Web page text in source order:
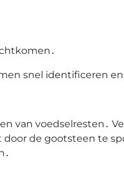
snel identificeren
van voedselresten․
de gootsteen te